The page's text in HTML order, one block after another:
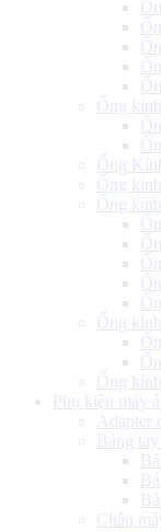
Ống
Ống
Ống
Ống
Ống
Ống kính
Phụ kiện máy
Adapter
Báng
Chân